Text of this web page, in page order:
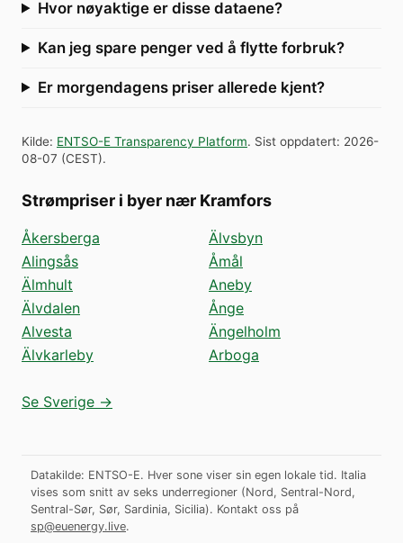
Hvor nøyaktige er disse dataene?
Kan jeg spare penger ved å flytte forbruk?
Er morgendagens priser allerede kjent?
Kilde: ENTSO-E Transparency Platform. Sist oppdatert: 2026-
08-07 (CEST).
Strømpriser i byer nær Kramfors
Åkersberga
Alingsås
Älmhult
Älvdalen
Alvesta
Älvkarleby
Älvsbyn
Åmål
Aneby
Ånge
Ängelholm
Arboga
Se Sverige →
Datakilde: ENTSO-E. Hver sone viser sin egen lokale tid. Italia
vises som snitt av seks underregioner (Nord, Sentral-Nord,
Sentral-Sør, Sør, Sardinia, Sicilia). Kontakt oss på
sp@euenergy.live.